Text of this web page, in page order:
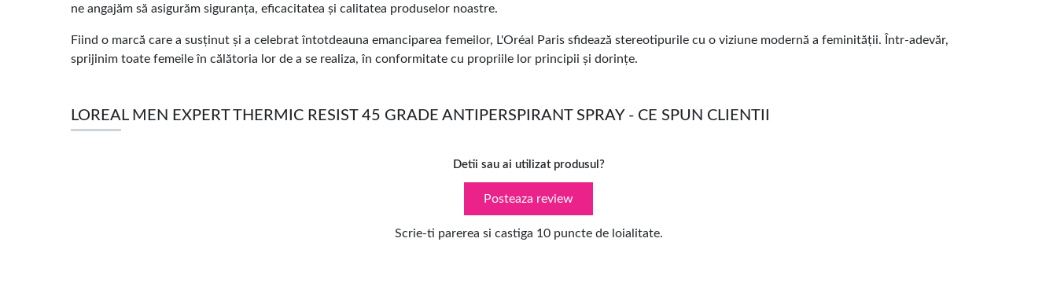
ne angajăm să asigurăm siguranța, eficacitatea și calitatea produselor noastre.
Fiind o marcă care a susținut și a celebrat întotdeauna emanciparea femeilor, L'Oréal Paris sfidează stereotipurile cu o viziune modernă a feminității. Într-adevăr,
sprijinim toate femeile în călătoria lor de a se realiza, în conformitate cu propriile lor principii și dorințe.
LOREAL MEN EXPERT THERMIC RESIST 45 GRADE ANTIPERSPIRANT SPRAY - CE SPUN CLIENTII
Detii sau ai utilizat produsul?
Posteaza review
Scrie-ti parerea si castiga 10 puncte de loialitate.